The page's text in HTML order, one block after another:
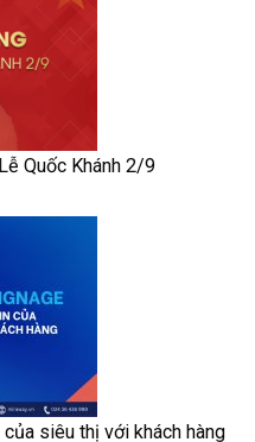
Quốc Khánh 2/9
siêu thị với khách hàng